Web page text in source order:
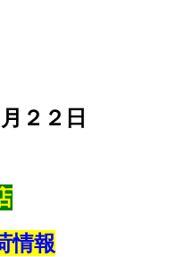
２２日
情報